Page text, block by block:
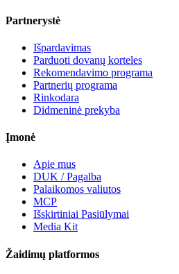
Partnerystė
Išpardavimas
Parduoti dovanų korteles
Rekomendavimo programa
Partnerių programa
Rinkodara
Didmeninė prekyba
Įmonė
Apie mus
DUK / Pagalba
Palaikomos valiutos
MCP
Išskirtiniai Pasiūlymai
Media Kit
Žaidimų platformos